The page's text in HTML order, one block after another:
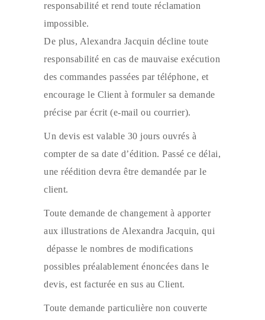
responsabilité et rend toute réclamation
impossible.
De plus, Alexandra Jacquin décline toute
responsabilité en cas de mauvaise exécution
des commandes passées par téléphone, et
encourage le Client à formuler sa demande
précise par écrit (e-mail ou courrier).
Un devis est valable 30 jours ouvrés à
compter de sa date d’édition. Passé ce délai,
une réédition devra être demandée par le
client.
Toute demande de changement à apporter
aux illustrations de Alexandra Jacquin, qui
dépasse le nombres de modifications
possibles préalablement énoncées dans le
devis, est facturée en sus au Client.
Toute demande particulière non couverte